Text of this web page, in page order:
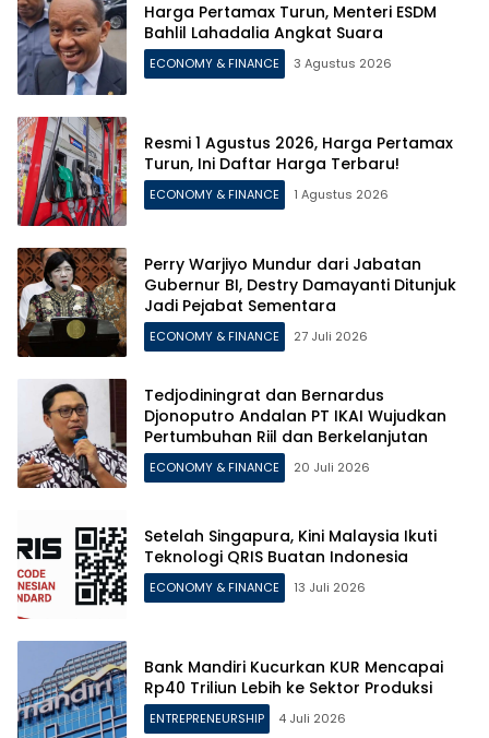
Harga Pertamax Turun, Menteri ESDM
Bahlil Lahadalia Angkat Suara
ECONOMY & FINANCE 3 Agustus 2026
Resmi 1 Agustus 2026, Harga Pertamax
Turun, Ini Daftar Harga Terbaru!
ECONOMY & FINANCE 1 Agustus 2026
Perry Warjiyo Mundur dari Jabatan
Gubernur BI, Destry Damayanti Ditunjuk
Jadi Pejabat Sementara
ECONOMY & FINANCE 27 Juli 2026
Tedjodiningrat dan Bernardus
Djonoputro Andalan PT IKAI Wujudkan
Pertumbuhan Riil dan Berkelanjutan
ECONOMY & FINANCE 20 Juli 2026
Setelah Singapura, Kini Malaysia Ikuti
Teknologi QRIS Buatan Indonesia
ECONOMY & FINANCE 13 Juli 2026
Bank Mandiri Kucurkan KUR Mencapai
Rp40 Triliun Lebih ke Sektor Produksi
ENTREPRENEURSHIP 4 Juli 2026